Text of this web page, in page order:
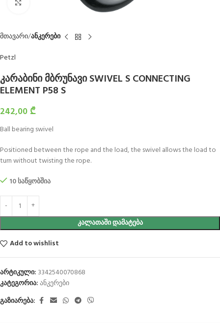
მთავარი ანკერები
Petzl
კარაბინი მბრუნავი SWIVEL S CONNECTING
ELEMENT P58 S
242,00 ₾
Ball bearing swivel
Positioned between the rope and the load, the swivel allows the load to
turn without twisting the rope.
10 საწყობშია
ᲙᲐᲚᲐᲗᲐᲨᲘ ᲓᲐᲛᲐᲢᲔᲑᲐ
Add to wishlist
არტიკული: 3342540070868
კატეგორია:ანკერები
გაზიარება: